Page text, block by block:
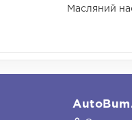
Масляний